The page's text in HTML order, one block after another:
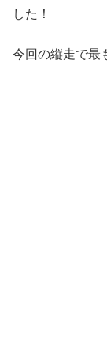
した！
今回の縦走で最